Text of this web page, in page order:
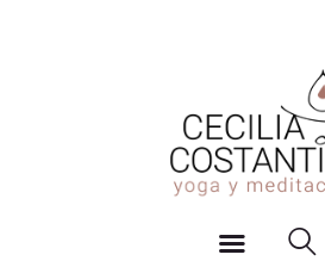
Cecilia Costantini
Agenda y Horarios
Sobre mi